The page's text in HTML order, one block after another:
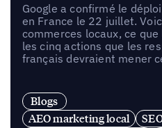
Google a confirmé le
en France le 22 juillet.
commerces locaux, ce
les cinq actions que les
français devraient mener
Blogs
AEO marketing local